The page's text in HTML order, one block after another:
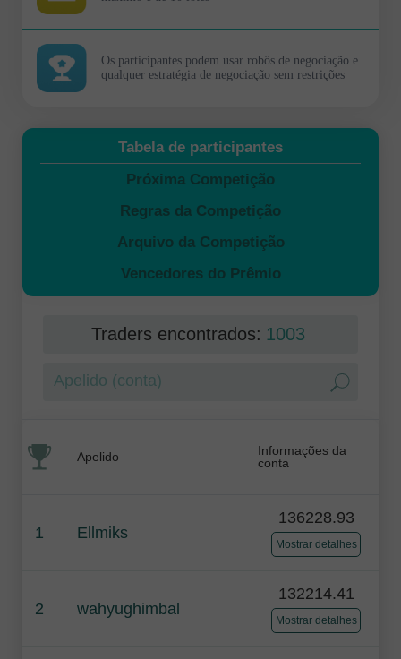
Os participantes podem usar robôs de negociação e
qualquer estratégia de negociação sem restrições
Tabela de participantes
Próxima Competição
Regras da Competição
Arquivo da Competição
Vencedores do Prêmio
Traders encontrados: 1003
Apelido
Informações da
conta
1 Ellmiks
136228.93
Mostrar detalhes
2 wahyughimbal
132214.41
Mostrar detalhes